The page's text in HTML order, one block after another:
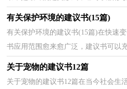
具有较强的可塑性。建议书的注意事
有关保护环境的建议书(15篇)
有关保护环境的建议书(15篇)在快速
书应用范围愈来愈广泛，建议书可以
中广大群众的智慧。那要怎么写好建
关于宠物的建议书12篇
关于宠物的建议书12篇在当今社会生